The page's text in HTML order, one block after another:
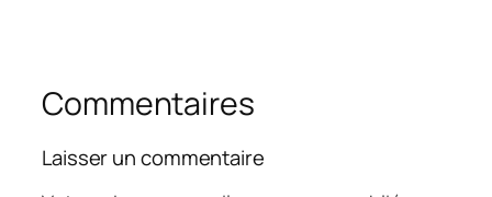
Commentaires
Laisser un commentaire